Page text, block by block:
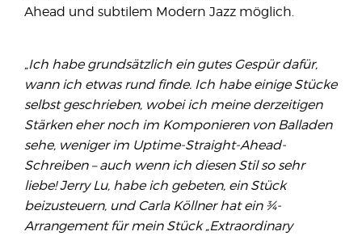
Ahead und subtilem Modern Jazz möglich.
„Ich habe grundsätzlich ein gutes Gespür dafür,
wann ich etwas rund finde. Ich habe einige Stücke
selbst geschrieben, wobei ich meine derzeitigen
Stärken eher noch im Komponieren von Balladen
sehe, weniger im Uptime-Straight-Ahead-
Schreiben – auch wenn ich diesen Stil so sehr
liebe! Jerry Lu, habe ich gebeten, ein Stück
beizusteuern, und Carla Köllner hat ein ¾-
Arrangement für mein Stück „Extraordinary